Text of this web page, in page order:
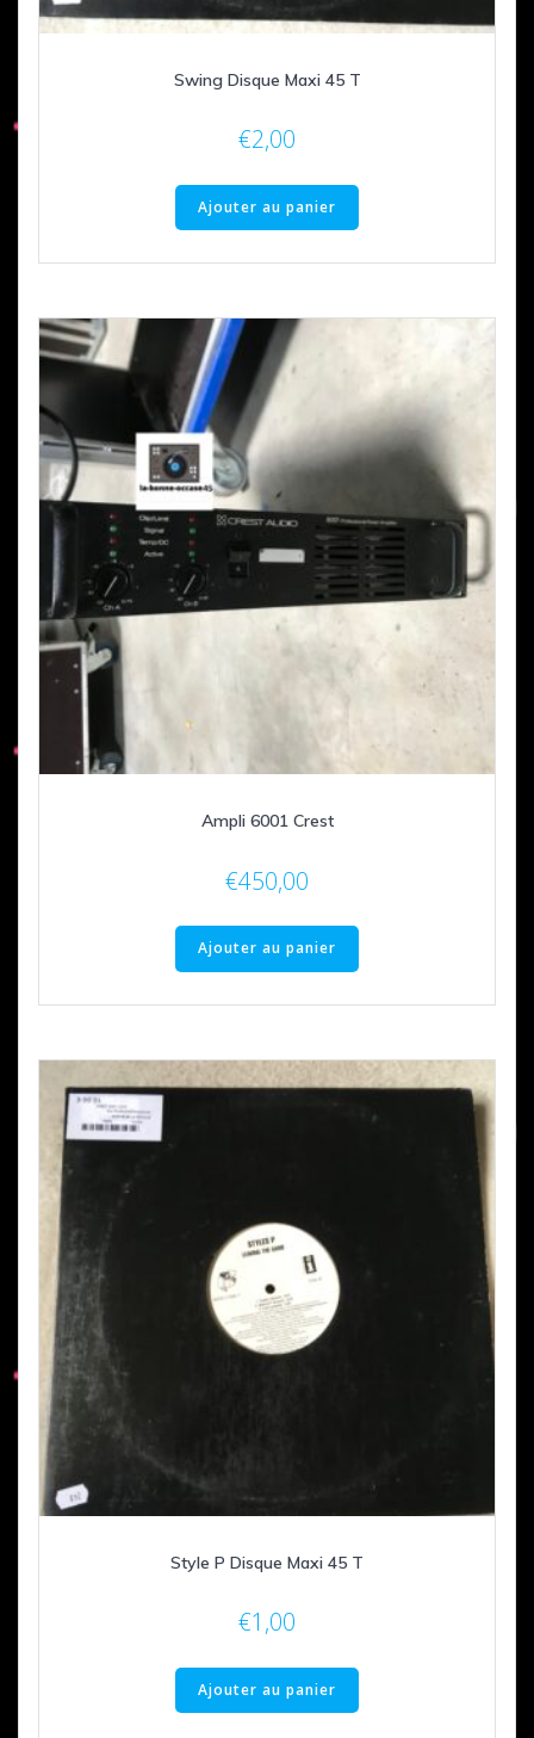
Swing Disque Maxi 45 T
€2,00
Ajouter au panier
Ampli 6001 Crest
€450,00
Ajouter au panier
Style P Disque Maxi 45 T
€1,00
Ajouter au panier